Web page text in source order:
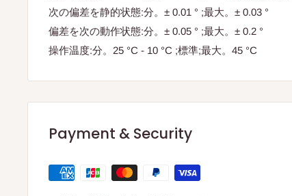
次の偏差を静的状態:分。± 0.01 ° ;最大。± 0.03 °
偏差を次の動作状態:分。± 0.05 ° ;最大。± 0.2 °
操作温度:分。25 °C - 10 °C ;標準;最大。45 °C
Payment & Security